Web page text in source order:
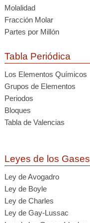
Molalidad
Fracción Molar
Partes por Millón
Tabla Periódica
Los Elementos Químicos
Grupos de Elementos
Periodos
Bloques
Tabla de Valencias
Leyes de los Gases
Ley de Avogadro
Ley de Boyle
Ley de Charles
Ley de Gay-Lussac